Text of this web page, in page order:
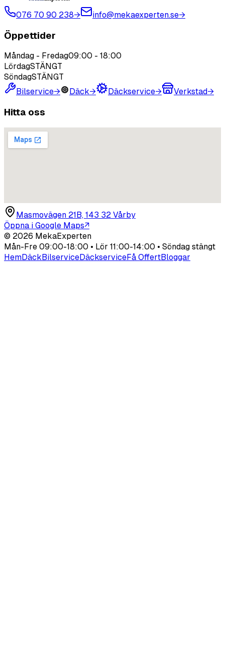
076 70 90 238→ info@mekaexperten.se→
Öppettider
Måndag - Fredag09:00 - 18:00
LördagSTÄNGT
SöndagSTÄNGT
Bilservice→ Däck→ Däckservice→ Verkstad→
Hitta oss
Masmovägen 21B, 143 32 Vårby
Öppna i Google Maps↗
© 2026 MekaExperten
Mån-Fre 09:00-18:00 • Lör 11:00-14:00 • Söndag stängt
HemDäckBilserviceDäckserviceFå OffertBloggar